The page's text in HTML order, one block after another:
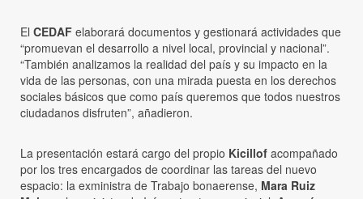
El CEDAF elaborará documentos y gestionará actividades que
“promuevan el desarrollo a nivel local, provincial y nacional”.
“También analizamos la realidad del país y su impacto en la
vida de las personas, con una mirada puesta en los derechos
sociales básicos que como país queremos que todos nuestros
ciudadanos disfruten”, añadieron.
La presentación estará cargo del propio Kicillof acompañado
por los tres encargados de coordinar las tareas del nuevo
espacio: la exministra de Trabajo bonaerense, Mara Ruiz